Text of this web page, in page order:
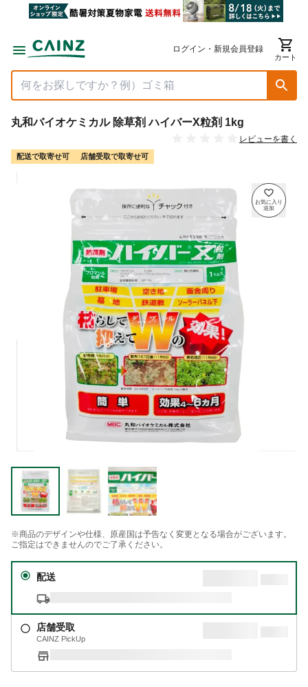
ログイン・新規会員登録
カート
丸和バイオケミカル 除草剤 ハイバーX粒剤 1kg
レビューを書く
配送で取寄せ可 店舗受取で取寄せ可
※商品のデザインや仕様、原産国は予告なく変更となる場合がございます。
ご指定はできませんのでご了承ください。
配送
店舗受取
CAINZ PickUp